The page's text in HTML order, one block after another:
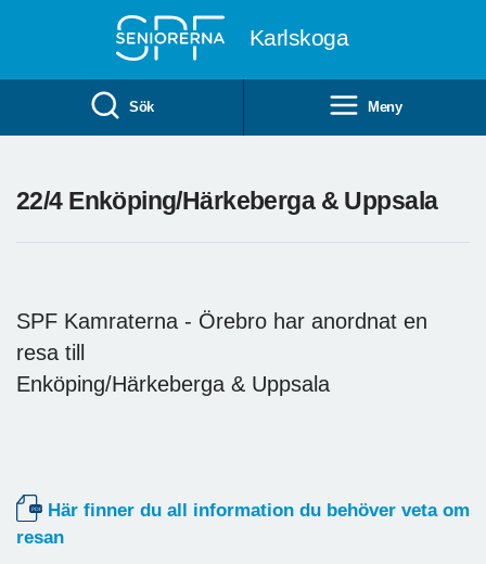
Karlskoga
Sök Meny
22/4 Enköping/Härkeberga & Uppsala
SPF Kamraterna - Örebro har anordnat en
resa till
Enköping/Härkeberga & Uppsala
Här finner du all information du behöver veta om
resan